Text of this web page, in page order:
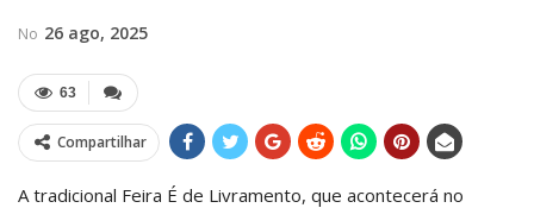
No 26 ago, 2025
63
Compartilhar
A tradicional Feira É de Livramento, que acontecerá no